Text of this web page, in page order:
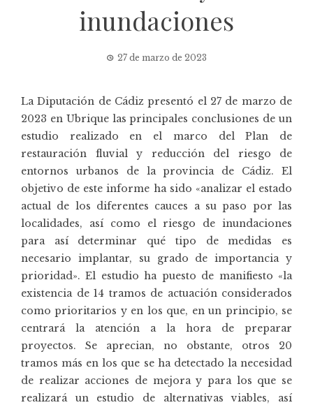
inundaciones
27 de marzo de 2023
La Diputación de Cádiz presentó el 27 de marzo de
2023 en Ubrique las principales conclusiones de un
estudio realizado en el marco del Plan de
restauración fluvial y reducción del riesgo de
entornos urbanos de la provincia de Cádiz. El
objetivo de este informe ha sido «analizar el estado
actual de los diferentes cauces a su paso por las
localidades, así como el riesgo de inundaciones
para así determinar qué tipo de medidas es
necesario implantar, su grado de importancia y
prioridad». El estudio ha puesto de manifiesto «la
existencia de 14 tramos de actuación considerados
como prioritarios y en los que, en un principio, se
centrará la atención a la hora de preparar
proyectos. Se aprecian, no obstante, otros 20
tramos más en los que se ha detectado la necesidad
de realizar acciones de mejora y para los que se
realizará un estudio de alternativas viables, así